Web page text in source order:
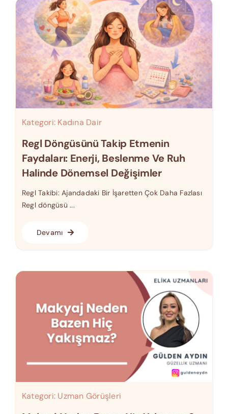
Kategori: Kadına Dair
Regl Döngüsünü Takip Etmenin
Faydaları: Enerji, Beslenme Ve Ruh
Halinde Dönemsel Değişimler
Regl Takibi: Ajandadaki Bir İşaretten Çok Daha Fazlası
Regl döngüsü ...
Devamı
Kategori: Uzman Görüşleri